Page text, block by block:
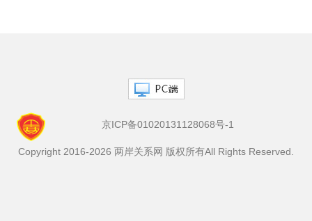
京ICP备01020131128068号-1
Copyright 2016-2026 两岸关系网 版权所有All Rights Reserved.